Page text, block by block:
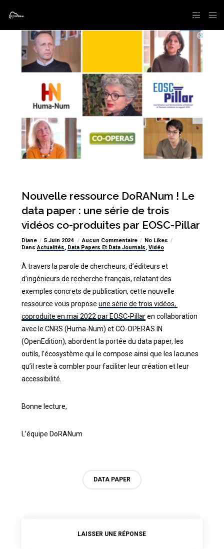
Nouvelle ressource DoRANum ! Le
data paper : une série de trois
vidéos co-produites par EOSC-Pillar
Diane 5 Juin 2024 Aucun Commentaire
No Likes
DansActualités, Data Papers Et Data Journals, Vidéo
À travers la parole de chercheurs, d’éditeurs et
d’ingénieurs de recherche français, relatant des
exemples concrets de publication, cette nouvelle
ressource vous propose une série de trois vidéos,
coproduite en mai 2022 par EOSC-Pillaren collaboration
avec le CNRS (Huma-Num) et CO-OPERAS IN
(OpenEdition), abordent la portée du data paper, les
outils, l’écosystème qui le compose ainsi que les lacunes
qu’il reste à combler pour faciliter leur création et leur
accessibilité.
Bonne lecture,
L’équipe DoRANum
DATA PAPER
LAISSER UNE RÉPONSE